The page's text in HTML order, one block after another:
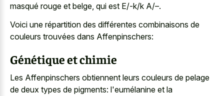
masqué rouge et belge, qui est E/-k/k A/–.
Voici une répartition des différentes combinaisons de
couleurs trouvées dans Affenpinschers:
Génétique et chimie
Les Affenpinschers obtiennent leurs couleurs de pelage
de deux types de pigments: l'eumélanine et la